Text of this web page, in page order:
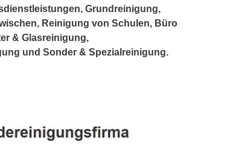
Grundreinigung,
Reinigung von Schulen, Büro
& Glasreinigung,
und Sonder & Spezialreinigung.